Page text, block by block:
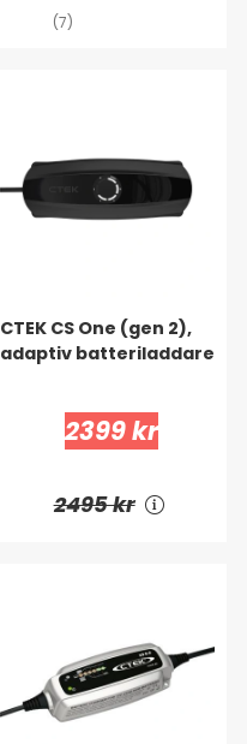
(7)
CTEK CS One (gen 2),
adaptiv batteriladdare
2399 kr
2495 kr